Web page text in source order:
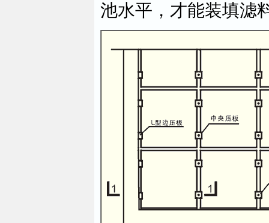
池水平，才能装填滤